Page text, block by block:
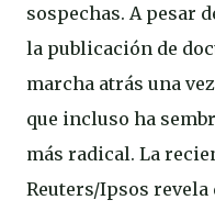
sospechas. A pesar
la publicación de
marcha atrás una
que incluso ha
más radical. La
Reuters/Ipsos revela